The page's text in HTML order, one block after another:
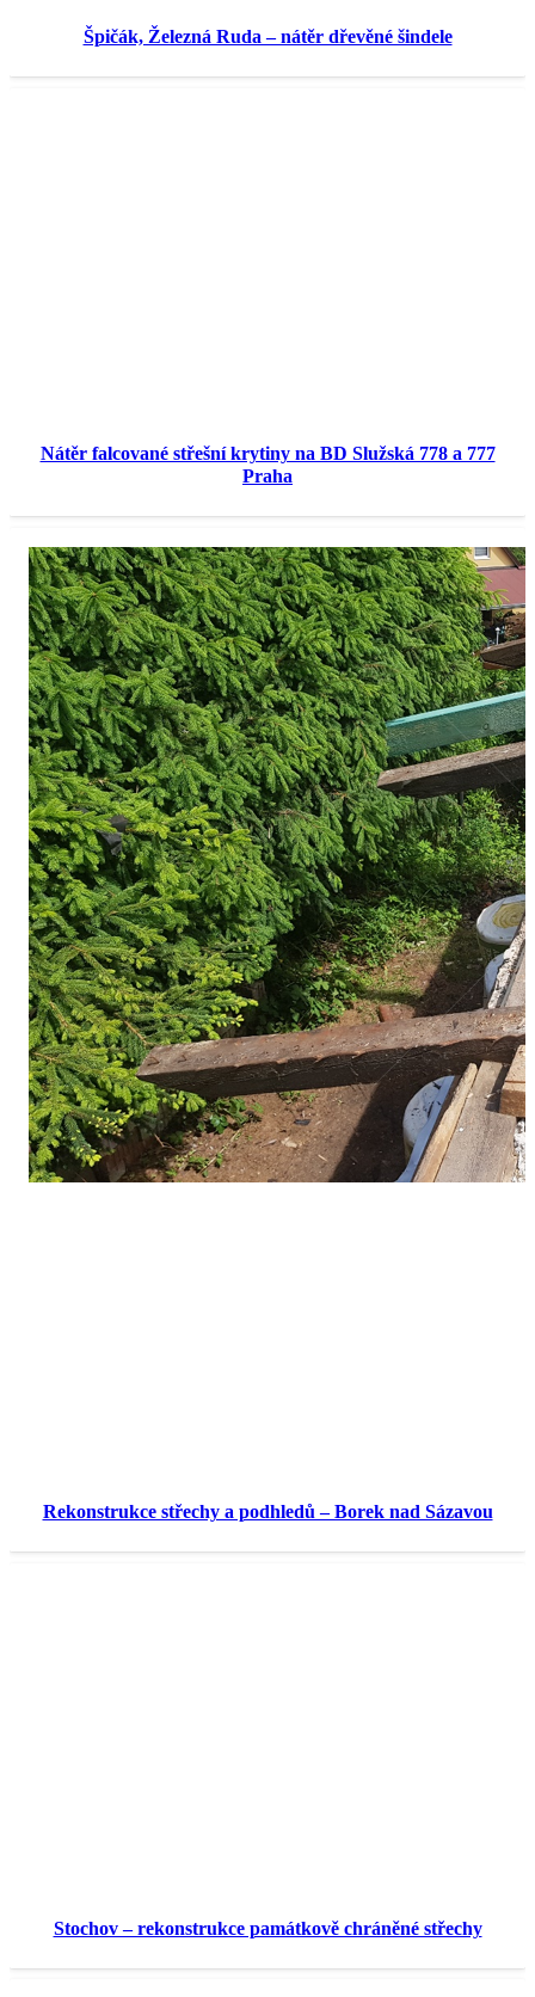
Špičák, Železná Ruda – nátěr dřevěné šindele
Nátěr falcované střešní krytiny na BD Služská 778 a 777
Praha
Rekonstrukce střechy a podhledů – Borek nad Sázavou
Stochov – rekonstrukce památkově chráněné střechy